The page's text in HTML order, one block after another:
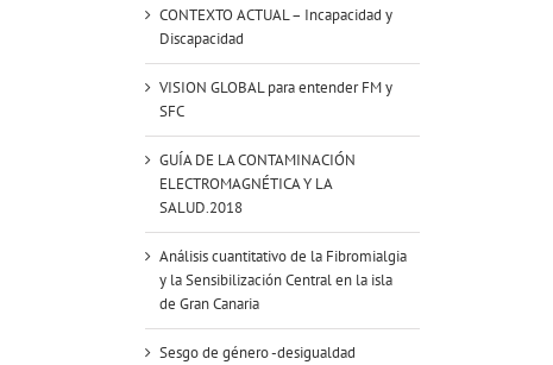
CONTEXTO ACTUAL – Incapacidad y
Discapacidad
VISION GLOBAL para entender FM y
SFC
GUÍA DE LA CONTAMINACIÓN
ELECTROMAGNÉTICA Y LA
SALUD.2018
Análisis cuantitativo de la Fibromialgia
y la Sensibilización Central en la isla
de Gran Canaria
Sesgo de género -desigualdad